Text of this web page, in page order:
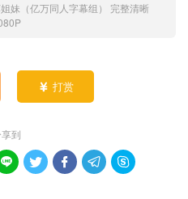
妹（亿万同人字幕组） 完整清晰
 打赏
到
    